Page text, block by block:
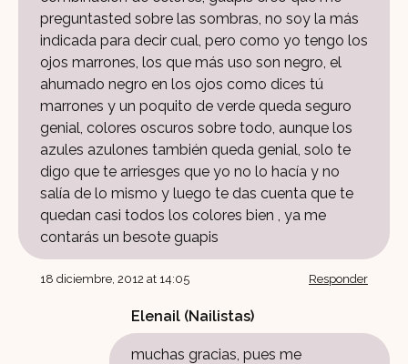
preguntasted sobre las sombras, no soy la más
indicada para decir cual, pero como yo tengo los
ojos marrones, los que más uso son negro, el
ahumado negro en los ojos como dices tú
marrones y un poquito de verde queda seguro
genial, colores oscuros sobre todo, aunque los
azules azulones también queda genial, solo te
digo que te arriesges que yo no lo hacía y no
salía de lo mismo y luego te das cuenta que te
quedan casi todos los colores bien , ya me
contarás un besote guapis
18 diciembre, 2012 at 14:05 Responder
Elenail (Nailistas)
muchas gracias, pues me